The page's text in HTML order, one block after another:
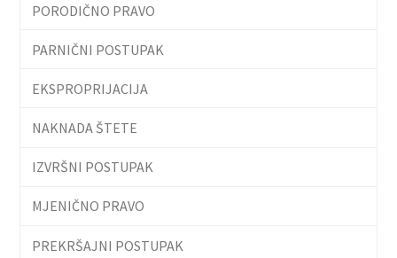
PORODIČNO PRAVO
PARNIČNI POSTUPAK
EKSPROPRIJACIJA
NAKNADA ŠTETE
IZVRŠNI POSTUPAK
MJENIČNO PRAVO
PREKRŠAJNI POSTUPAK